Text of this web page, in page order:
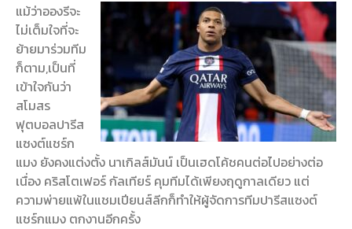
แม้ว่าอองรีจะ
ไม่เต็มใจที่จะ
ย้ายมาร่วมทีม
ก็ตาม,เป็นที่
เข้าใจกันว่า
สโมสร
ฟุตบอลปารีส
แซงต์แชร์ก
แมง ยังคงแต่งตั้ง นาเกิลส์มันน์ เป็นเฮดโค้ชคนต่อไปอย่างต่อ
เนื่อง คริสโตเฟอร์ กัลเทียร์ คุมทีมได้เพียงฤดูกาลเดียว แต่
ความพ่ายแพ้ในแชมเปียนส์ลีกก็ทำให้ผู้จัดการทีมปารีสแซงต์
แชร์กแมง ตกงานอีกครั้ง